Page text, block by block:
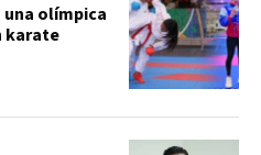
una olímpica
karate